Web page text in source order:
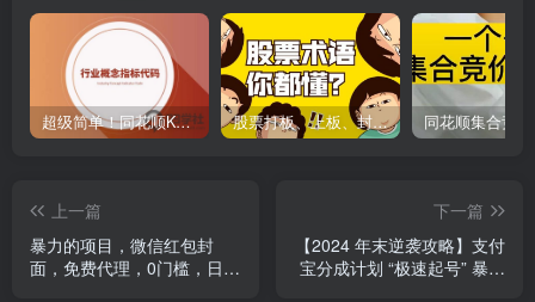
超级简单！同花顺K线界面显示行业概念指标代码图解 股票打板、上板、封板、翘板、炸板是什么意思？炒股你必须懂的暗语！
上一篇
暴力的项目，微信红包封
面，免费代理，0门槛，日入
下一篇
【2024 年末逆袭攻略】支付
宝分成计划 “极速起号” 暴利